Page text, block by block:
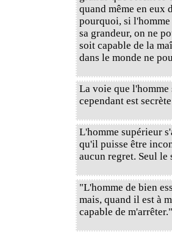
quand même en eux
pourquoi, si
sa grandeur, on ne
soit capable de la
dans le monde ne
La voie que
cependant est secrète
L'homme supérieur
qu'il puisse être
aucun regret. Seul le
"L'homme de bien
mais, quand il est à
capable de m'arrêter."